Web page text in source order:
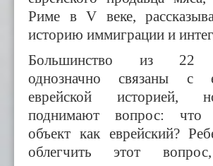
Риме вV веке,
историю иммиграции и
Большинство из 22
однозначно связаны с
еврейской историей,
поднимают вопрос: что
объект как еврейский?
облегчить этот